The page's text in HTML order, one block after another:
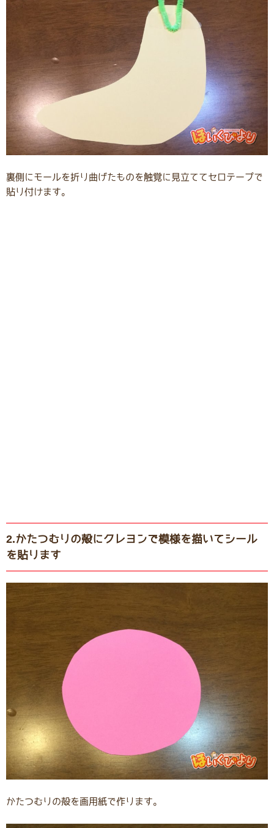
裏側にモールを折り曲げたものを触覚に見立ててセロテープで
貼り付けます。
2.かたつむりの殻にクレヨンで模様を描いてシール
を貼ります
かたつむりの殻を画用紙で作ります。